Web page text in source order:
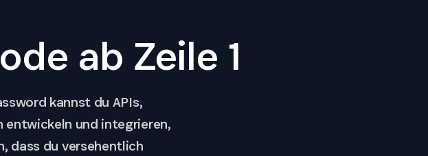
ab Zeile 1
kannst du APIs,
entwickeln und integrieren,
dass du versehentlich